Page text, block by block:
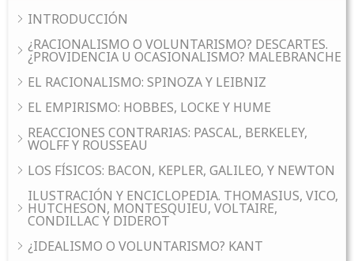
INTRODUCCIÓN
¿RACIONALISMO O VOLUNTARISMO? DESCARTES.
¿PROVIDENCIA U OCASIONALISMO? MALEBRANCHE
EL RACIONALISMO: SPINOZA Y LEIBNIZ
EL EMPIRISMO: HOBBES, LOCKE Y HUME
REACCIONES CONTRARIAS: PASCAL, BERKELEY,
WOLFF Y ROUSSEAU
LOS FÍSICOS: BACON, KEPLER, GALILEO, Y NEWTON
ILUSTRACIÓN Y ENCICLOPEDIA. THOMASIUS, VICO,
HUTCHESON, MONTESQUIEU, VOLTAIRE,
CONDILLAC Y DIDEROT
¿IDEALISMO O VOLUNTARISMO? KANT